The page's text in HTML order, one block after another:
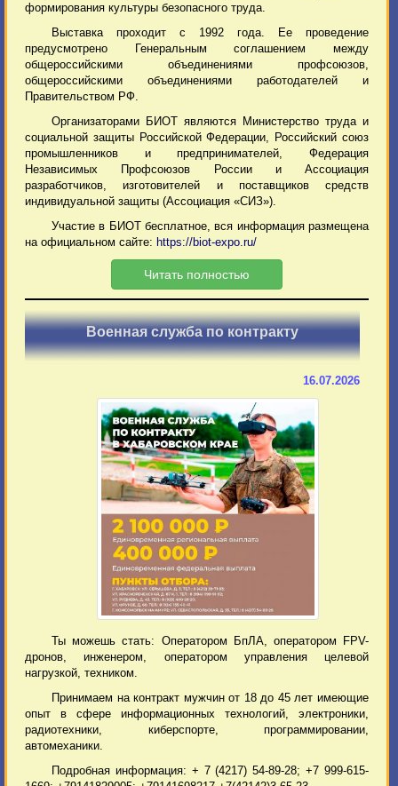
формирования культуры безопасного труда.
Выставка проходит с 1992 года. Ее проведение
предусмотрено Генеральным соглашением между
общероссийскими объединениями профсоюзов,
общероссийскими объединениями работодателей и
Правительством РФ.
Организаторами БИОТ являются Министерство труда и
социальной защиты Российской Федерации, Российский союз
промышленников и предпринимателей, Федерация
Независимых Профсоюзов России и Ассоциация
разработчиков, изготовителей и поставщиков средств
индивидуальной защиты (Ассоциация «СИЗ»).
Участие в БИОТ бесплатное, вся информация размещена
на официальном сайте: https://biot-expo.ru/
Читать полностью
Военная служба по контракту
16.07.2026
Ты можешь стать: Оператором БпЛА, оператором FPV-
дронов, инженером, оператором управления целевой
нагрузкой, техником.
Принимаем на контракт мужчин от 18 до 45 лет имеющие
опыт в сфере информационных технологий, электроники,
радиотехники, киберспорте, программировании,
автомеханики.
Подробная информация: + 7 (4217) 54-89-28; +7 999-615-